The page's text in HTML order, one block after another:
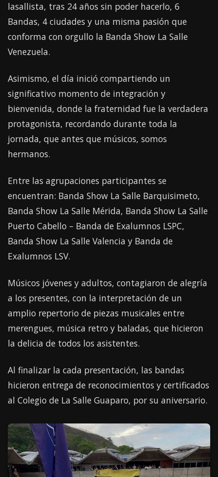
lasallista, tras 24 años sin poder hacerlo, 6️
Bandas, 4️ ciudades y una misma pasión que
conforma con orgullo la Banda Show La Salle
Venezuela.
Asimismo, el día inició compartiendo un
significativo momento de integración y
bienvenida, donde la fraternidad fue la verdadera
protagonista, recordando durante toda la
jornada, que antes que músicos, somos
hermanos.
Entre las agrupaciones participantes se
encuentran: Banda Show La Salle Barquisimeto,
Banda Show La Salle Mérida, Banda Show La Salle
Puerto Cabello – Banda de Exalumnos LSPC,
Banda Show La Salle Valencia y Banda de
Exalumnos LSV.
Músicos jóvenes y adultos, contagiaron de alegría
a los presentes, con la interpretación de un
amplio repertorio de piezas musicales entre
merengues, música retro y baladas, que hicieron
la delicia de todos los asistentes.
Al finalizar la cada presentación, las bandas
hicieron entrega de reconocimientos y certificados
al Colegio de La Salle Guaparo, por su aniversario.